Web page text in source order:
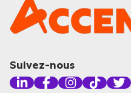
Suivez-nous